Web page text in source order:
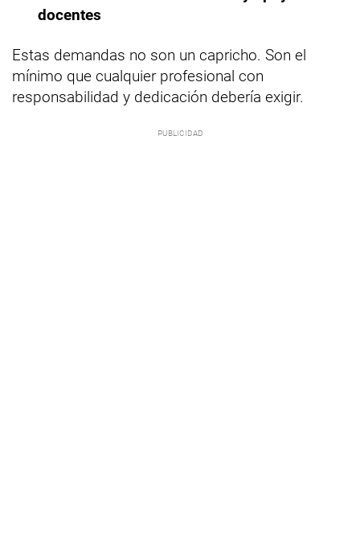
docentes
Estas demandas no son un capricho. Son el
mínimo que cualquier profesional con
responsabilidad y dedicación debería exigir.